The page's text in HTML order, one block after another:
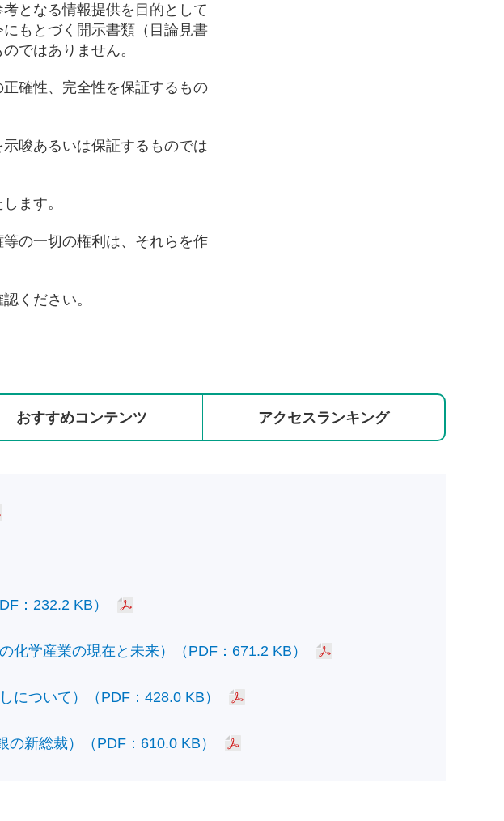
となる情報提供を目的として
もとづく開示書類（目論見書
ではありません。
確性、完全性を保証するもの
唆あるいは保証するものでは
ます。
の一切の権利は、それらを作
ください。
おすすめコンテンツ アクセスランキング
：232.2 KB）
学産業の現在と未来）（PDF：671.2 KB）
について）（PDF：428.0 KB）
新総裁）（PDF：610.0 KB）